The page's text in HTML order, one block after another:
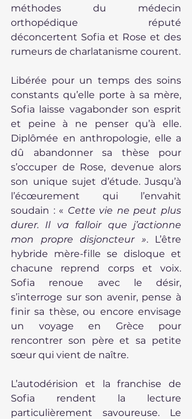
méthodes du médecin
orthopédique réputé
déconcertent Sofia et Rose et des
rumeurs de charlatanisme courent.
Libérée pour un temps des soins
constants qu’elle porte à sa mère,
Sofia laisse vagabonder son esprit
et peine à ne penser qu’à elle.
Diplômée en anthropologie, elle a
dû abandonner sa thèse pour
s’occuper de Rose, devenue alors
son unique sujet d’étude. Jusqu’à
l’écœurement qui l’envahit
soudain : « Cette vie ne peut plus
durer. Il va falloir que j’actionne
mon propre disjoncteur ». L’être
hybride mère-fille se disloque et
chacune reprend corps et voix.
Sofia renoue avec le désir,
s’interroge sur son avenir, pense à
finir sa thèse, ou encore envisage
un voyage en Grèce pour
rencontrer son père et sa petite
sœur qui vient de naître.
L’autodérision et la franchise de
Sofia rendent la lecture
particulièrement savoureuse. Le